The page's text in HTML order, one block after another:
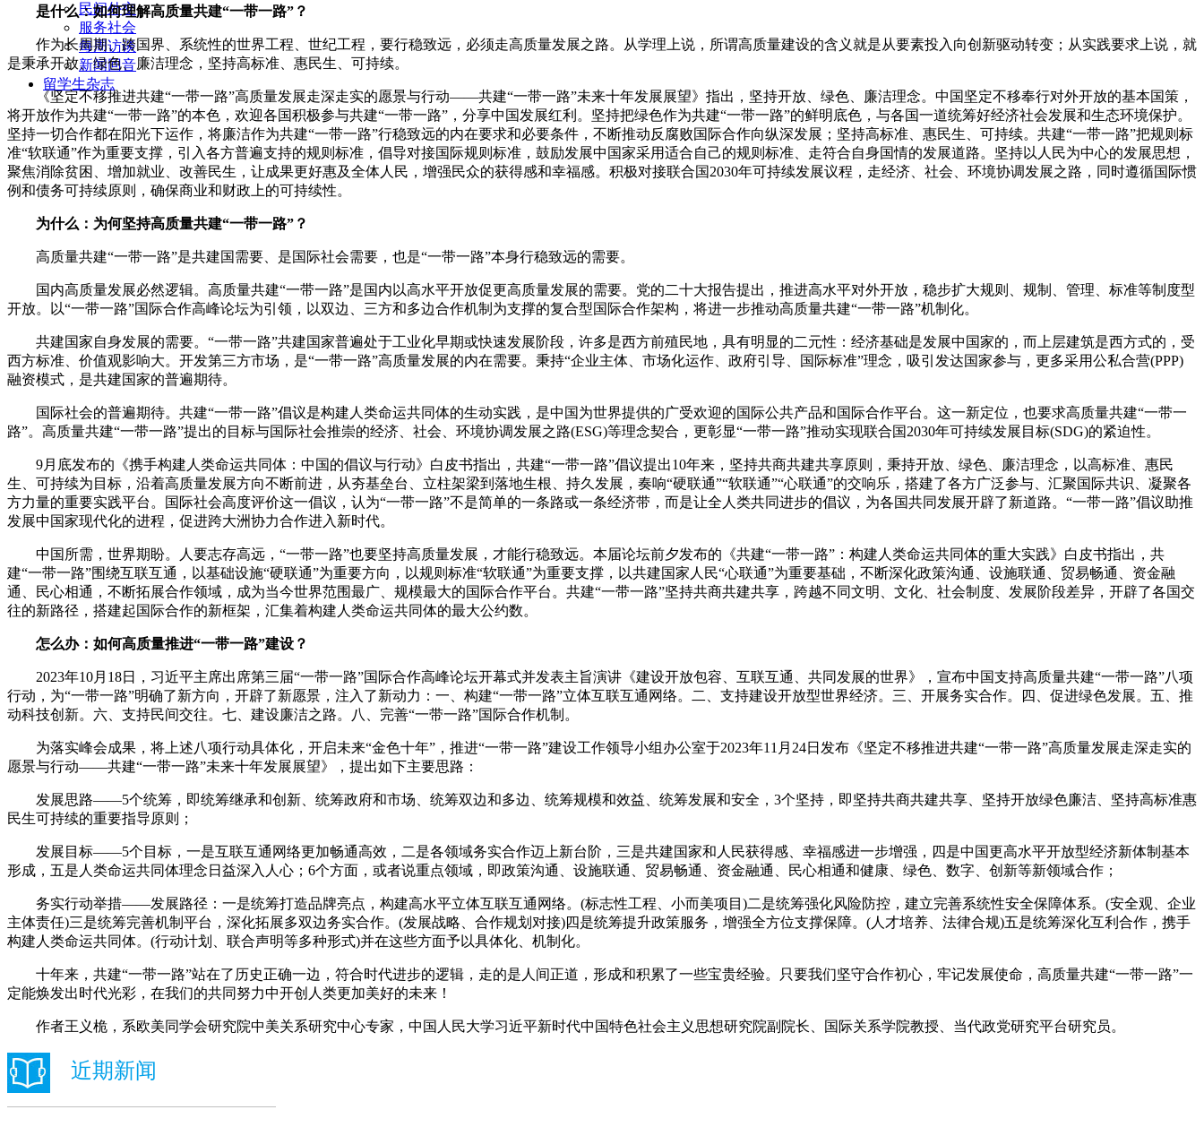
民间外交
服务社会
每周访谈
新闻回音
留学生杂志
是什么：如何理解高质量共建“一带一路”？
作为长周期、跨国界、系统性的世界工程、世纪工程，要行稳致远，必须走高质量发展之路。从学理上说，所谓高质量建设的含义就是从要素投入向创新驱动转变；从实践要求上说，就
是秉承开放、绿色、廉洁理念，坚持高标准、惠民生、可持续。
《坚定不移推进共建“一带一路”高质量发展走深走实的愿景与行动——共建“一带一路”未来十年发展展望》指出，坚持开放、绿色、廉洁理念。中国坚定不移奉行对外开放的基本国策，
将开放作为共建“一带一路”的本色，欢迎各国积极参与共建“一带一路”，分享中国发展红利。坚持把绿色作为共建“一带一路”的鲜明底色，与各国一道统筹好经济社会发展和生态环境保护。
坚持一切合作都在阳光下运作，将廉洁作为共建“一带一路”行稳致远的内在要求和必要条件，不断推动反腐败国际合作向纵深发展；坚持高标准、惠民生、可持续。共建“一带一路”把规则标
准“软联通”作为重要支撑，引入各方普遍支持的规则标准，倡导对接国际规则标准，鼓励发展中国家采用适合自己的规则标准、走符合自身国情的发展道路。坚持以人民为中心的发展思想，
聚焦消除贫困、增加就业、改善民生，让成果更好惠及全体人民，增强民众的获得感和幸福感。积极对接联合国2030年可持续发展议程，走经济、社会、环境协调发展之路，同时遵循国际惯
例和债务可持续原则，确保商业和财政上的可持续性。
为什么：为何坚持高质量共建“一带一路”？
高质量共建“一带一路”是共建国需要、是国际社会需要，也是“一带一路”本身行稳致远的需要。
国内高质量发展必然逻辑。高质量共建“一带一路”是国内以高水平开放促更高质量发展的需要。党的二十大报告提出，推进高水平对外开放，稳步扩大规则、规制、管理、标准等制度型
开放。以“一带一路”国际合作高峰论坛为引领，以双边、三方和多边合作机制为支撑的复合型国际合作架构，将进一步推动高质量共建“一带一路”机制化。
共建国家自身发展的需要。“一带一路”共建国家普遍处于工业化早期或快速发展阶段，许多是西方前殖民地，具有明显的二元性：经济基础是发展中国家的，而上层建筑是西方式的，受
西方标准、价值观影响大。开发第三方市场，是“一带一路”高质量发展的内在需要。秉持“企业主体、市场化运作、政府引导、国际标准”理念，吸引发达国家参与，更多采用公私合营(PPP)
融资模式，是共建国家的普遍期待。
国际社会的普遍期待。共建“一带一路”倡议是构建人类命运共同体的生动实践，是中国为世界提供的广受欢迎的国际公共产品和国际合作平台。这一新定位，也要求高质量共建“一带一
路”。高质量共建“一带一路”提出的目标与国际社会推崇的经济、社会、环境协调发展之路(ESG)等理念契合，更彰显“一带一路”推动实现联合国2030年可持续发展目标(SDG)的紧迫性。
9月底发布的《携手构建人类命运共同体：中国的倡议与行动》白皮书指出，共建“一带一路”倡议提出10年来，坚持共商共建共享原则，秉持开放、绿色、廉洁理念，以高标准、惠民
生、可持续为目标，沿着高质量发展方向不断前进，从夯基垒台、立柱架梁到落地生根、持久发展，奏响“硬联通”“软联通”“心联通”的交响乐，搭建了各方广泛参与、汇聚国际共识、凝聚各
方力量的重要实践平台。国际社会高度评价这一倡议，认为“一带一路”不是简单的一条路或一条经济带，而是让全人类共同进步的倡议，为各国共同发展开辟了新道路。“一带一路”倡议助推
发展中国家现代化的进程，促进跨大洲协力合作进入新时代。
中国所需，世界期盼。人要志存高远，“一带一路”也要坚持高质量发展，才能行稳致远。本届论坛前夕发布的《共建“一带一路”：构建人类命运共同体的重大实践》白皮书指出，共
建“一带一路”围绕互联互通，以基础设施“硬联通”为重要方向，以规则标准“软联通”为重要支撑，以共建国家人民“心联通”为重要基础，不断深化政策沟通、设施联通、贸易畅通、资金融
通、民心相通，不断拓展合作领域，成为当今世界范围最广、规模最大的国际合作平台。共建“一带一路”坚持共商共建共享，跨越不同文明、文化、社会制度、发展阶段差异，开辟了各国交
往的新路径，搭建起国际合作的新框架，汇集着构建人类命运共同体的最大公约数。
怎么办：如何高质量推进“一带一路”建设？
2023年10月18日，习近平主席出席第三届“一带一路”国际合作高峰论坛开幕式并发表主旨演讲《建设开放包容、互联互通、共同发展的世界》，宣布中国支持高质量共建“一带一路”八项
行动，为“一带一路”明确了新方向，开辟了新愿景，注入了新动力：一、构建“一带一路”立体互联互通网络。二、支持建设开放型世界经济。三、开展务实合作。四、促进绿色发展。五、推
动科技创新。六、支持民间交往。七、建设廉洁之路。八、完善“一带一路”国际合作机制。
为落实峰会成果，将上述八项行动具体化，开启未来“金色十年”，推进“一带一路”建设工作领导小组办公室于2023年11月24日发布《坚定不移推进共建“一带一路”高质量发展走深走实的
愿景与行动——共建“一带一路”未来十年发展展望》，提出如下主要思路：
发展思路——5个统筹，即统筹继承和创新、统筹政府和市场、统筹双边和多边、统筹规模和效益、统筹发展和安全，3个坚持，即坚持共商共建共享、坚持开放绿色廉洁、坚持高标准惠
民生可持续的重要指导原则；
发展目标——5个目标，一是互联互通网络更加畅通高效，二是各领域务实合作迈上新台阶，三是共建国家和人民获得感、幸福感进一步增强，四是中国更高水平开放型经济新体制基本
形成，五是人类命运共同体理念日益深入人心；6个方面，或者说重点领域，即政策沟通、设施联通、贸易畅通、资金融通、民心相通和健康、绿色、数字、创新等新领域合作；
务实行动举措——发展路径：一是统筹打造品牌亮点，构建高水平立体互联互通网络。(标志性工程、小而美项目)二是统筹强化风险防控，建立完善系统性安全保障体系。(安全观、企业
主体责任)三是统筹完善机制平台，深化拓展多双边务实合作。(发展战略、合作规划对接)四是统筹提升政策服务，增强全方位支撑保障。(人才培养、法律合规)五是统筹深化互利合作，携手
构建人类命运共同体。(行动计划、联合声明等多种形式)并在这些方面予以具体化、机制化。
十年来，共建“一带一路”站在了历史正确一边，符合时代进步的逻辑，走的是人间正道，形成和积累了一些宝贵经验。只要我们坚守合作初心，牢记发展使命，高质量共建“一带一路”一
定能焕发出时代光彩，在我们的共同努力中开创人类更加美好的未来！
作者王义桅，系欧美同学会研究院中美关系研究中心专家，中国人民大学习近平新时代中国特色社会主义思想研究院副院长、国际关系学院教授、当代政党研究平台研究员。